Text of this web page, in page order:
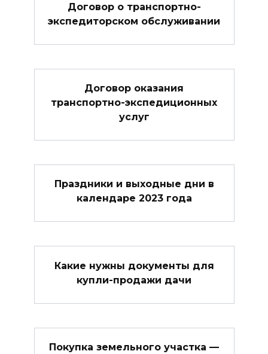
Договор о транспортно-
экспедиторском обслуживании
Договор оказания
транспортно-экспедиционных
услуг
Праздники и выходные дни в
календаре 2023 года
Какие нужны документы для
купли-продажи дачи
Покупка земельного участка —